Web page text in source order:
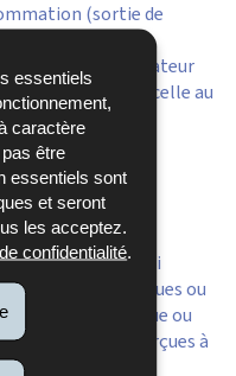
essentiels
caractère
être
essentiels sont
et seront
les acceptez.
confidentialité.
(sortie de
et la TVA sont
accordé à l’opérateur
semaine suivant celle au
de la nicotine qui
électroniques ou
à usage unique ou
et à la TVA perçues à